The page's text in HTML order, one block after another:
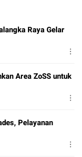
Raya Gelar
Area ZoSS untuk
Pelayanan